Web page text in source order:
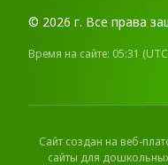
© 2026 г. Все права
Время на сайте: 05:31
Сайт создан на веб-
сайты для